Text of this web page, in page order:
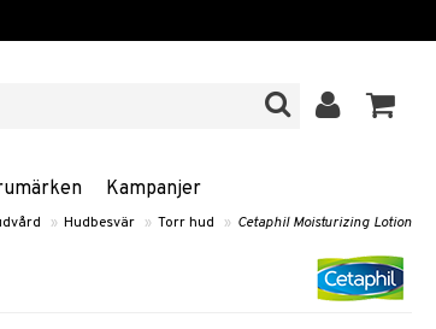
Kampanjer
» Hudbesvär » Torr hud » Cetaphil Moisturizing Lotion